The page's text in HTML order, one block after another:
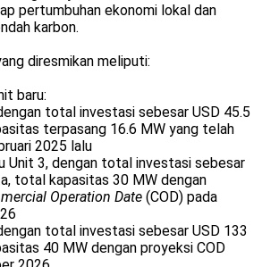
pertumbuhan ekonomi lokal dan
karbon.
diresmikan meliputi:
baru:
total investasi sebesar USD 45.5
terpasang 16.6 MW yang telah
2025 lalu
Unit 3, dengan total investasi sebesar
total kapasitas 30 MW dengan
Operation Date (COD) pada
total investasi sebesar USD 133
40 MW dengan proyeksi COD